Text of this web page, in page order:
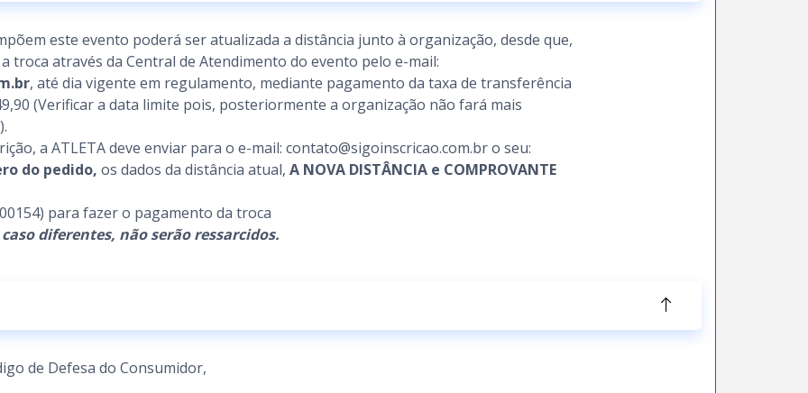
este evento poderá ser atualizada a distância junto à organização, desde que,
troca através da Central de Atendimento do evento pelo e-mail:
, até dia vigente em regulamento, mediante pagamento da taxa de transferência
(Verificar a data limite pois, posteriormente a organização não fará mais
a ATLETA deve enviar para o e-mail: contato@sigoinscricao.com.br o seu:
do pedido,os dados da distância atual, A NOVA DISTÂNCIA e COMPROVANTE
para fazer o pagamento da troca
diferentes, não serão ressarcidos.
de Defesa do Consumidor,